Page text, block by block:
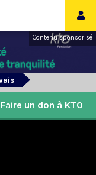
Contenu sponsorisé
Faire un don à KTO